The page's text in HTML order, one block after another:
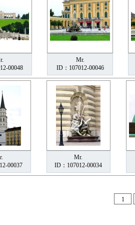
00048
Mr.
ID：107012-00046
00037
Mr.
ID：107012-00034
1